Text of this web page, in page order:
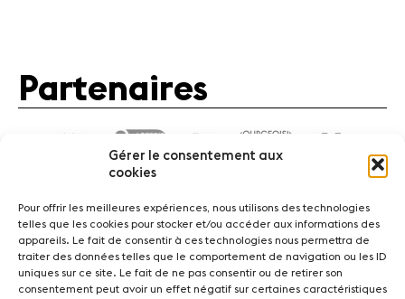
Gérer le consentement aux
cookies
Pour offrir les meilleures expériences, nous utilisons des technologies
telles que les cookies pour stocker et/ou accéder aux informations des
appareils. Le fait de consentir à ces technologies nous permettra de
traiter des données telles que le comportement de navigation ou les ID
uniques sur ce site. Le fait de ne pas consentir ou de retirer son
consentement peut avoir un effet négatif sur certaines caractéristiques
Partenaires
ActualitésConcerts Bénévoles Médiation